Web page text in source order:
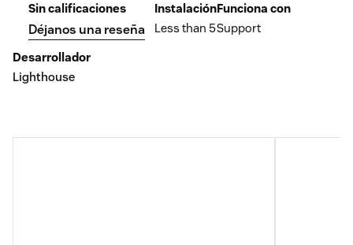
Sin calificaciones
Déjanos una reseña
Instalación
Less than 5
Funciona con
Support
Desarrollador
Lighthouse